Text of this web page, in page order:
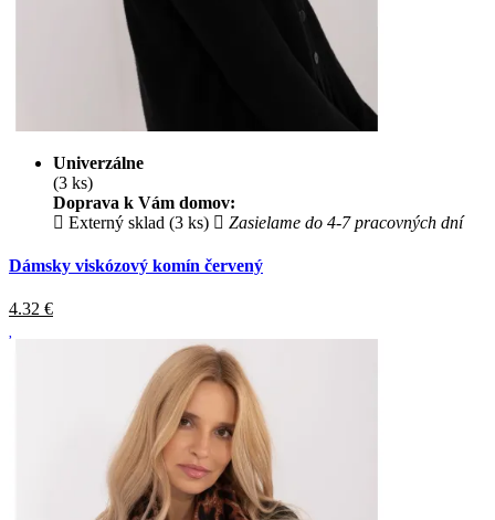
Univerzálne
(3 ks)
Doprava k Vám domov:
Externý sklad (3 ks)
Zasielame do 4-7 pracovných dní
Dámsky viskózový komín červený
4.32 €